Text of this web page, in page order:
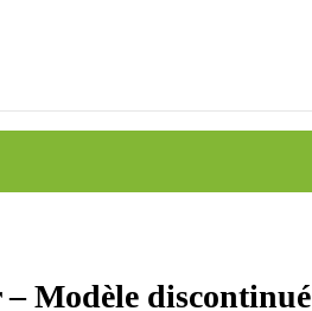
Modèle discontinué